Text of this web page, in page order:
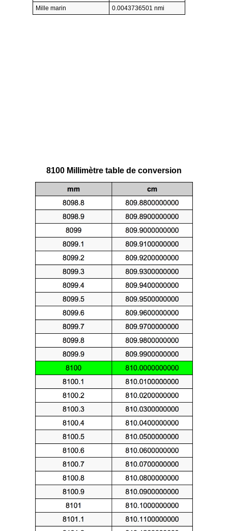
Mille marin
0.0043736501 nmi
8100 Millimètre table de conversion